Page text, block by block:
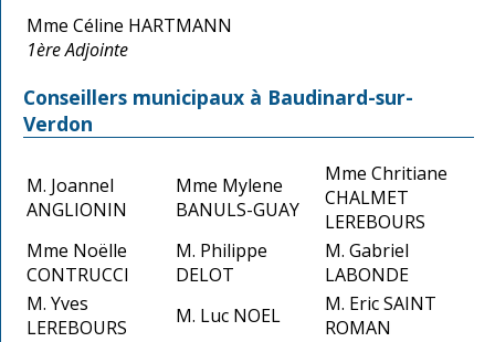
Mme Céline HARTMANN
1ère Adjointe
Conseillers municipaux à Baudinard-sur-
Verdon
M. Joannel
ANGLIONIN
Mme Mylene
BANULS-GUAY
Mme Chritiane
CHALMET
LEREBOURS
Mme Noëlle
CONTRUCCI
M. Philippe
DELOT
M. Gabriel
LABONDE
M. Yves
LEREBOURS
M. Luc NOEL
M. Eric SAINT
ROMAN